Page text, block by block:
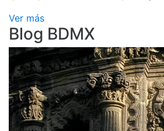
Ver más
Blog BDMX